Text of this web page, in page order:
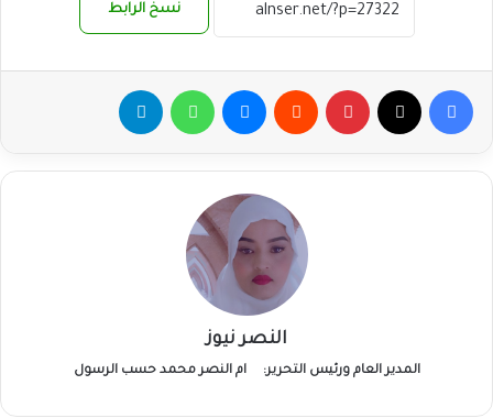
نسخ الرابط
فيسبوك بينتيريست ماسنجر واتساب
النصر نيوز
المدير العام ورئيس التحرير: ام النصر محمد حسب الرسول